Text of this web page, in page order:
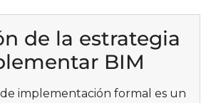
de la estrategia
BIM
implementación formal es un